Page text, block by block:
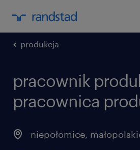
produkcja
pracownik
pracownica
niepołomice,